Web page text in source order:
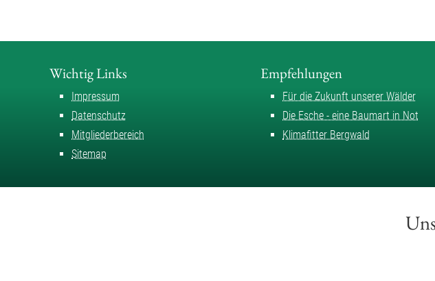
Wichtig Links
Impressum
Datenschutz
Mitgliederbereich
Sitemap
Empfehlungen
Für die Zukunft unserer Wälder
Die Esche - eine Baumart in Not
Klimafitter Bergwald